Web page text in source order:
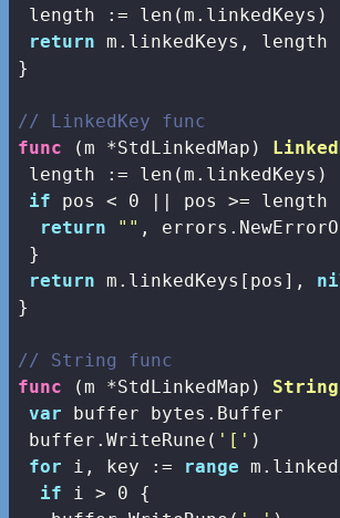
length := len (m.linkedKeys)
return m.linkedKeys, length
}
// LinkedKey func
func
(m *StdLinkedMap)
length := len (m.linkedKeys)
if pos < 0 || pos >= length
return
"" ,
}
return m.linkedKeys[pos],
}
// String func
func
(m *StdLinkedMap) String
var buffer bytes.Buffer
buffer.WriteRune( '[' )
for i, key := range
if i > 0 {